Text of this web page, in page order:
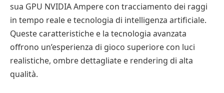
sua GPU NVIDIA Ampere con tracciamento dei raggi
in tempo reale e tecnologia di intelligenza artificiale.
Queste caratteristiche e la tecnologia avanzata
offrono un’esperienza di gioco superiore con luci
realistiche, ombre dettagliate e rendering di alta
qualità.